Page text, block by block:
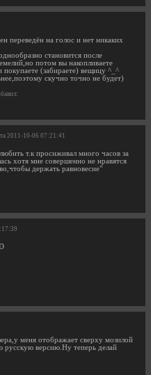
переведён на голос и нет никаких
становится после
потом вы накопливаете
покупаете (забираете) вещицу ^_^
скучно точно не будет)
2011-10-06 07:21:41
т.к просиживал много часов за
хотя мне совершенно не нравятся
держать равновесие"
меня отображает сверху мозилой
русскую версию.Ну теперь делай